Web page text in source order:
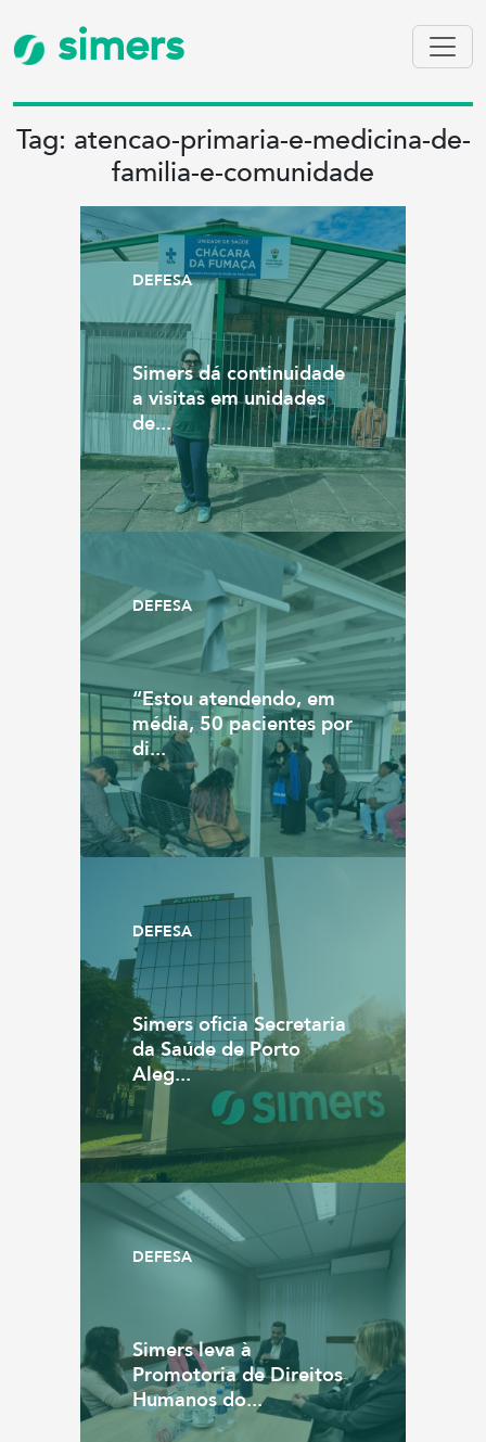
simers
Tag: atencao-primaria-e-medicina-de-
familia-e-comunidade
DEFESA
Simers dá continuidade
a visitas em unidades
de...
DEFESA
“Estou atendendo, em
média, 50 pacientes por
di...
DEFESA
Simers oficia Secretaria
da Saúde de Porto
Aleg...
DEFESA
Simers leva à
Promotoria de Direitos
Humanos do...